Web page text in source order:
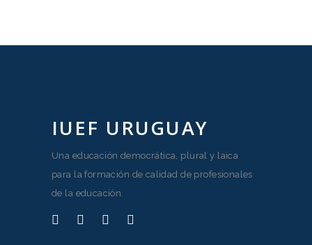
IUEF URUGUAY
Una educación democrática, plural y laica
para la formación de calidad de profesionales
de la educación.